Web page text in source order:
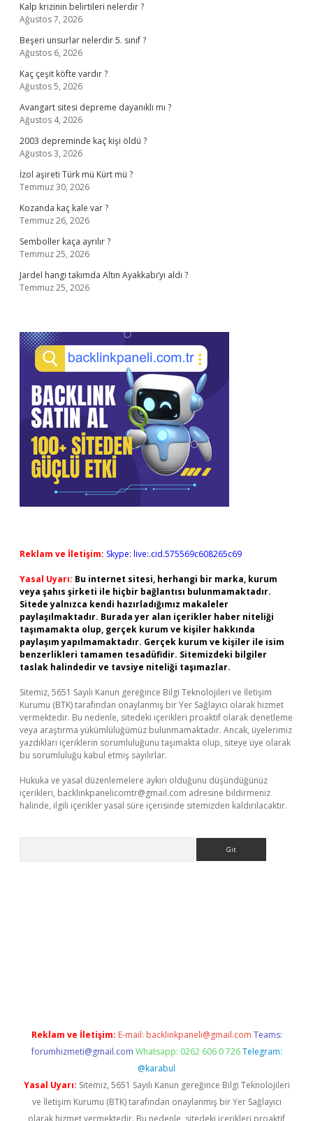
Kalp krizinin belirtileri nelerdir ?
Ağustos 7, 2026
Beşeri unsurlar nelerdir 5. sınıf ?
Ağustos 6, 2026
Kaç çeşit köfte vardır ?
Ağustos 5, 2026
Avangart sitesi depreme dayanıklı mı ?
Ağustos 4, 2026
2003 depreminde kaç kişi öldü ?
Ağustos 3, 2026
İzol aşireti Türk mü Kürt mü ?
Temmuz 30, 2026
Kozanda kaç kale var ?
Temmuz 26, 2026
Semboller kaça ayrılır ?
Temmuz 25, 2026
Jardel hangi takımda Altın Ayakkabı’yı aldı ?
Temmuz 25, 2026
Reklam ve İletişim: Skype: live:.cid.575569c608265c69
Yasal Uyarı: Bu internet sitesi, herhangi bir marka, kurum
veya şahıs şirketi ile hiçbir bağlantısı bulunmamaktadır.
Sitede yalnızca kendi hazırladığımız makaleler
paylaşılmaktadır. Burada yer alan içerikler haber niteliği
taşımamakta olup, gerçek kurum ve kişiler hakkında
paylaşım yapılmamaktadır. Gerçek kurum ve kişiler ile isim
benzerlikleri tamamen tesadüfidir. Sitemizdeki bilgiler
taslak halindedir ve tavsiye niteliği taşımazlar.
Sitemiz, 5651 Sayılı Kanun gereğince Bilgi Teknolojileri ve İletişim
Kurumu (BTK) tarafından onaylanmış bir Yer Sağlayıcı olarak hizmet
vermektedir. Bu nedenle, sitedeki içerikleri proaktif olarak denetleme
veya araştırma yükümlülüğümüz bulunmamaktadır. Ancak, üyelerimiz
yazdıkları içeriklerin sorumluluğunu taşımakta olup, siteye üye olarak
bu sorumluluğu kabul etmiş sayılırlar.
Hukuka ve yasal düzenlemelere aykırı olduğunu düşündüğünüz
içerikleri, backlinkpanelicomtr@gmail.com adresine bildirmeniz
halinde, ilgili içerikler yasal süre içerisinde sitemizden kaldırılacaktır.
Reklam ve İletişim: E-mail: backlinkpaneli@gmail.com Teams:
forumhizmeti@gmail.com Whatsapp: 0262 606 0 726 Telegram:
@karabul
Yasal Uyarı: Sitemiz, 5651 Sayılı Kanun gereğince Bilgi Teknolojileri
ve İletişim Kurumu (BTK) tarafından onaylanmış bir Yer Sağlayıcı
olarak hizmet vermektedir. Bu nedenle, sitedeki içerikleri proaktif